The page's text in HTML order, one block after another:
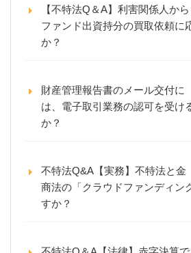
【不特法Q＆A】利害関係人から
ファンド出資持分の買取依頼に
か？
財産管理報告書のメール交付に
は、電子取引業務の認可を受け
か？
不特法Q&A【実務】不特法と金
商法の「クラウドファンディン
すか？